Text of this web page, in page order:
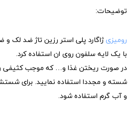
توضیحات:
رومیزیژاگارد پلی استر رزین تاژ ضد لک
با یک لایه سلفون روی ان استفاده کرد.
در صورت ریختن غذا و… که موجب کثیفی
شسته و مجددا استفاده نمایید. برای
و آب گرم استفاده شود.